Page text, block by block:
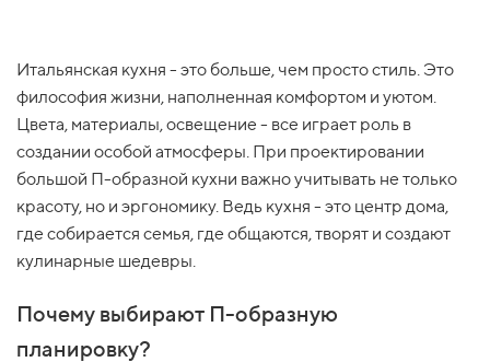
Итальянская кухня - это больше, чем просто стиль. Это
философия жизни, наполненная комфортом и уютом.
Цвета, материалы, освещение - все играет роль в
создании особой атмосферы. При проектировании
большой П-образной кухни важно учитывать не только
красоту, но и эргономику. Ведь кухня - это центр дома,
где собирается семья, где общаются, творят и создают
кулинарные шедевры.
Почему выбирают П-образную
планировку?